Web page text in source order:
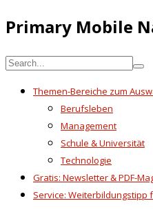
Primary Mobile
Themen-Bereiche zum
Berufsleben
Management
Schule & Universität
Technologie
Gratis: Newsletter & PDF-
Service: Weiterbildungstipp